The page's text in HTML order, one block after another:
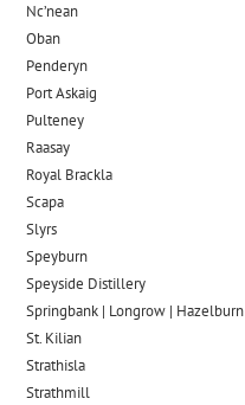
Nc’nean
Oban
Penderyn
Port Askaig
Pulteney
Raasay
Royal Brackla
Scapa
Slyrs
Speyburn
Speyside Distillery
Springbank | Longrow | Hazelburn
St. Kilian
Strathisla
Strathmill